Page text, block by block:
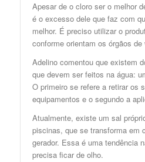
Apesar de o cloro ser o melhor
é o excesso dele que faz com
melhor. É preciso utilizar o
conforme orientam os órgãos
Adelino comentou que existem
que devem ser feitos na água:
O primeiro se refere a retirar os
equipamentos e o segundo a
Atualmente, existe um sal
piscinas, que se transforma em
gerador. Essa é uma tendência
precisa ficar de olho.